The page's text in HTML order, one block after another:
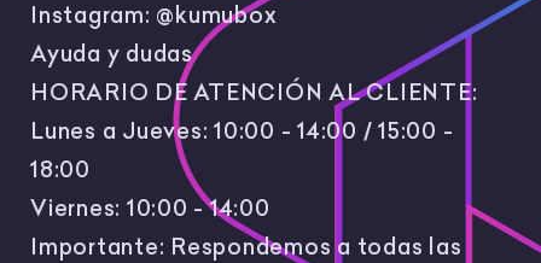
Instagram: @kumubox
Ayuda y dudas
HORARIO DE ATENCIÓN AL CLIENTE:
Lunes a Jueves: 10:00 - 14:00 / 15:00 -
18:00
Viernes: 10:00 - 14:00
Importante: Respondemos a todas las